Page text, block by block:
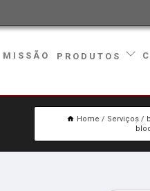
MISSÃO PRODUTOS
Home Serviços